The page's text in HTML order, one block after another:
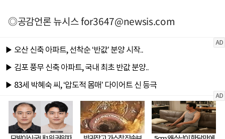
◎공감언론 뉴시스for3647@newsis.com